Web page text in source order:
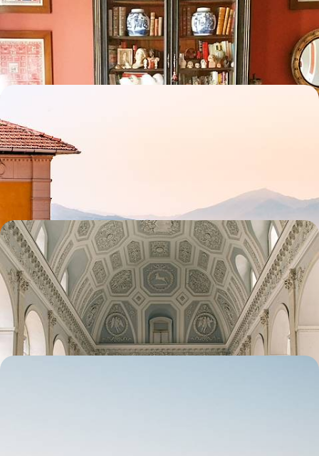
Un long week-end pour faire le plein des couleurs, des arts, de la street
food, de la turbulence de l’une des plus belles villes de Méditerranée
4 jours, de CHF 1500 à CHF 2000
italienne avec les bambini
Dans la douceur de l'Italie du Sud, vivre – en liberté et tous ensemble –
les beaux contrastes du golfo di Napoli
6 jours, de CHF 1600 à CHF 2100
Naples et la côte Amalfitaine - De l'art et du
limoncello
Vous échapper le long de l’une des plus belles côtes de
Méditerranée et vous enivrer de lumière
8 jours, de CHF 2400 à CHF 3200